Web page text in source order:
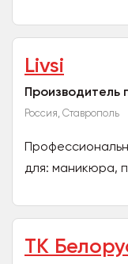
выгодные
Livsi
Производитель
Россия, Ставрополь
для: маникюра,
Вами. Имеются...
ТК